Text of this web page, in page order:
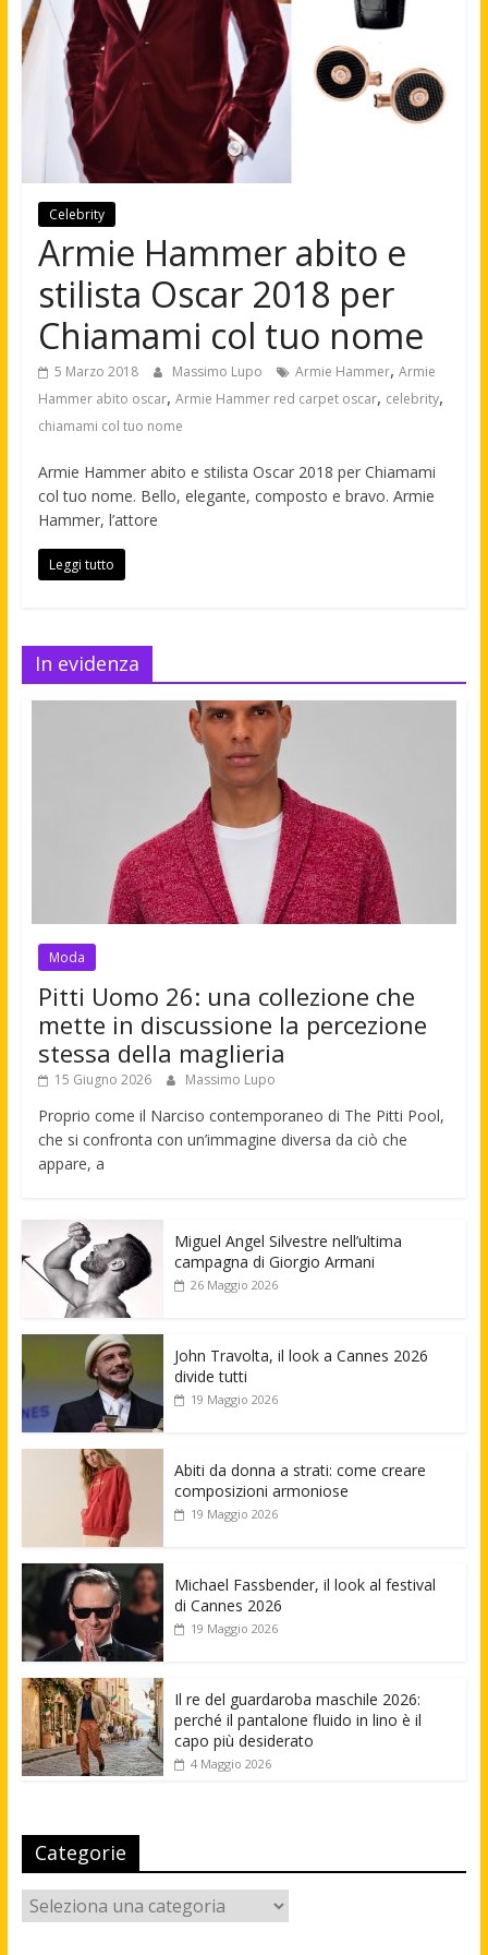
Celebrity
Armie Hammer abito e
stilista Oscar 2018 per
Chiamami col tuo nome
5 Marzo 2018 Massimo Lupo Armie Hammer, Armie
Hammer abito oscar, Armie Hammer red carpet oscar, celebrity,
chiamami col tuo nome
Armie Hammer abito e stilista Oscar 2018 per Chiamami
col tuo nome. Bello, elegante, composto e bravo. Armie
Hammer, l’attore
Leggi tutto
In evidenza
Moda
Pitti Uomo 26: una collezione che
mette in discussione la percezione
stessa della maglieria
15 Giugno 2026 Massimo Lupo
Proprio come il Narciso contemporaneo di The Pitti Pool,
che si confronta con un’immagine diversa da ciò che
appare, a
Miguel Angel Silvestre nell’ultima
campagna di Giorgio Armani
26 Maggio 2026
John Travolta, il look a Cannes 2026
divide tutti
19 Maggio 2026
Abiti da donna a strati: come creare
composizioni armoniose
19 Maggio 2026
Michael Fassbender, il look al festival
di Cannes 2026
19 Maggio 2026
Il re del guardaroba maschile 2026:
perché il pantalone fluido in lino è il
capo più desiderato
4 Maggio 2026
Categorie
Categorie